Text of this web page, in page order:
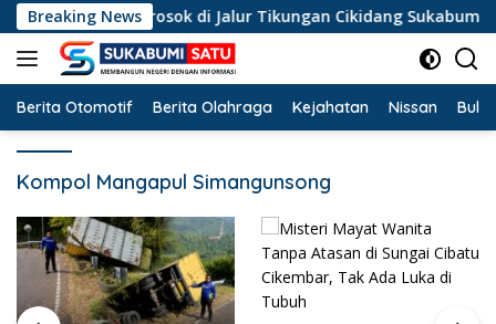
Langsung
ke
konten
Breaking News
Diesel Terperosok di Jalur Tikungan Cikidang Sukabumi
Berita Otomotif Berita Olahraga Kejahatan Nissan
Kompol Mangapul Simangunsong